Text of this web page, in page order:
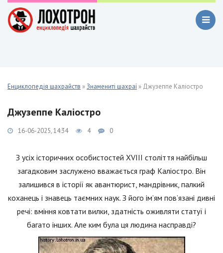
Енциклопедія шахрайств »Знамениті шахраї » Джузеппе Каліостро
Джузеппе Каліостро
16-06-2025, 14:34 4 0
З усіх історичних особистостей XVIII століття найбільш
загадковим заслужено вважається граф Каліостро. Він
залишився в історії як авантюрист, мандрівник, палкий
коханець і знавець таємних наук. З його ім’ям пов’язані дивні
речі: вміння ковтати вилки, здатність оживляти статуї і
багато інших. Але ким була ця людина насправді?